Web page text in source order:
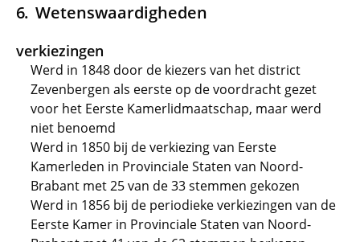
Wetenswaardigheden
verkiezingen
Werd in 1848 door de kiezers van het district
Zevenbergen als eerste op de voordracht gezet
voor het Eerste Kamerlidmaatschap, maar werd
niet benoemd
Werd in 1850 bij de verkiezing van Eerste
Kamerleden in Provinciale Staten van Noord-
Brabant met 25 van de 33 stemmen gekozen
Werd in 1856 bij de periodieke verkiezingen van de
Eerste Kamer in Provinciale Staten van Noord-